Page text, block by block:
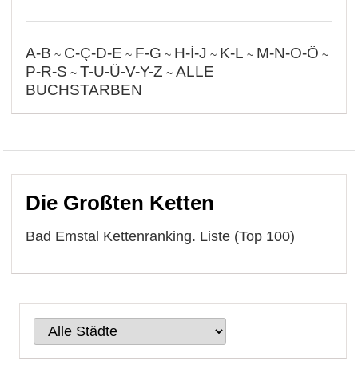
A-B ~ C-Ç-D-E ~ F-G ~ H-İ-J ~ K-L ~ M-N-O-Ö ~
P-R-S ~ T-U-Ü-V-Y-Z ~ALLE
BUCHSTARBEN
Die Großten Ketten
Bad Emstal Kettenranking. Liste (Top 100)